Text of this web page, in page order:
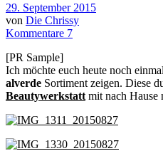
29. September 2015
von Die Chrissy
Kommentare 7
[PR Sample]
Ich möchte euch heute noch
alverde Sortiment zeigen. Diese
Beautywerkstatt mit nach Hause